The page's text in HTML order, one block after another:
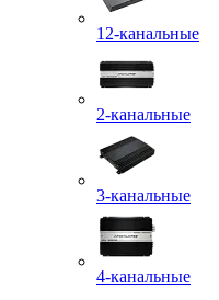
12-канальные
2-канальные
3-канальные
4-канальные